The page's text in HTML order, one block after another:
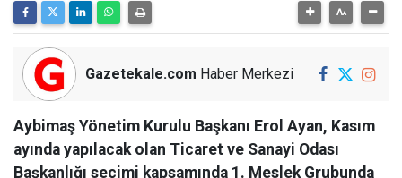
Gazetekale.com Haber Merkezi
Aybimaş Yönetim Kurulu Başkanı Erol Ayan, Kasım
ayında yapılacak olan Ticaret ve Sanayi Odası
Başkanlığı seçimi kapsamında 1. Meslek Grubunda